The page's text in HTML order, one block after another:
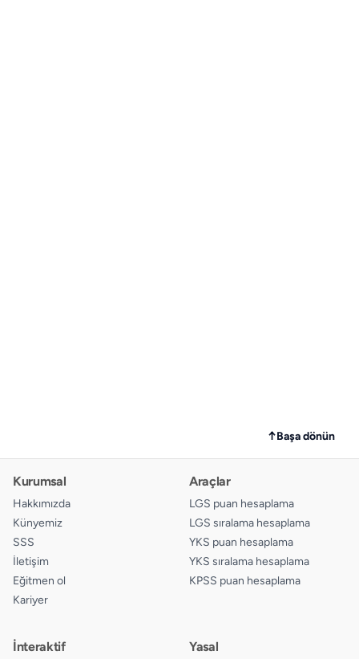
↑Başa dönün
Kurumsal
Hakkımızda
Künyemiz
SSS
İletişim
Eğitmen ol
Kariyer
Araçlar
LGS puan hesaplama
LGS sıralama hesaplama
YKS puan hesaplama
YKS sıralama hesaplama
KPSS puan hesaplama
İnteraktif Yasal